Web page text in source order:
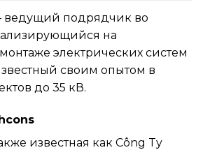
ведущий подрядчик во
на
электрических систем
своим опытом в
до 35 кВ.
известная как Công Ty